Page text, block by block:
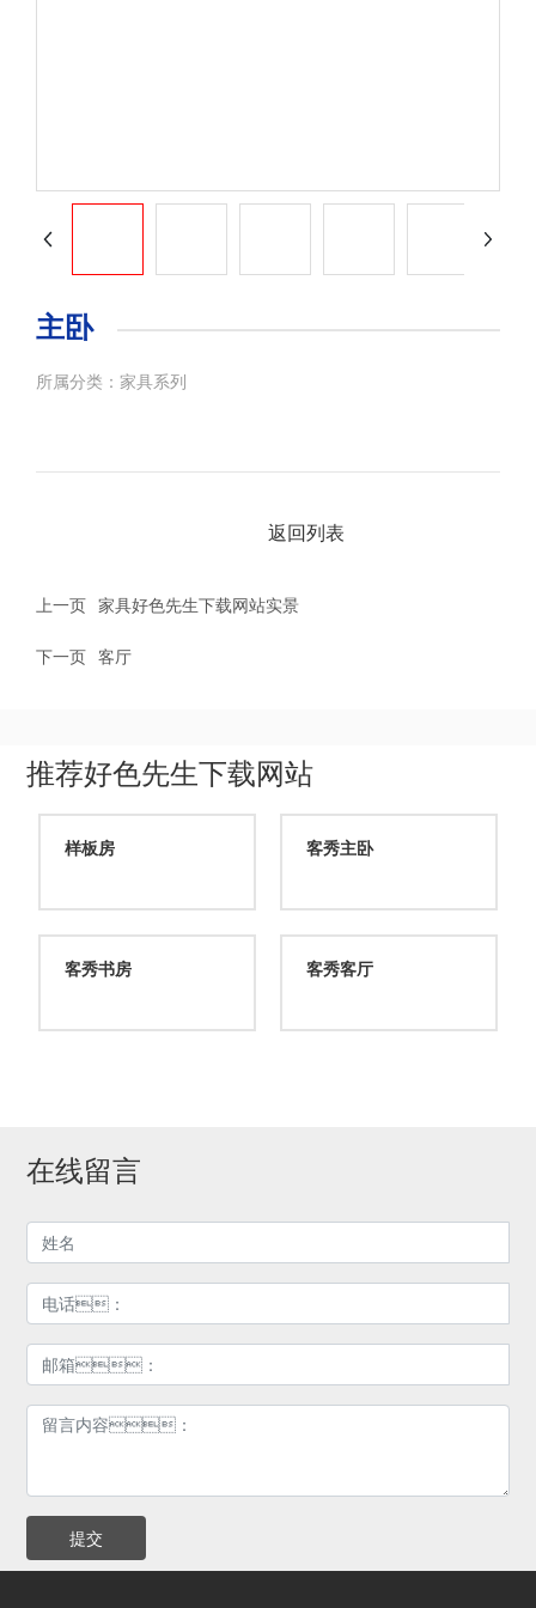
主卧
所属分类： 家具系列
返回列表
上一页 家具好色先生下载网站实景
下一页 客厅
推荐好色先生下载网站
样板房 客秀主卧
客秀书房 客秀客厅
在线留言
提交